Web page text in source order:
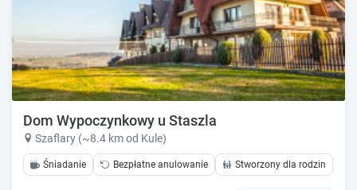
Dom Wypoczynkowy u Staszla
Szaflary (~8.4 km od Kule)
Śniadanie Bezpłatne anulowanie Stworzony dla rodzin